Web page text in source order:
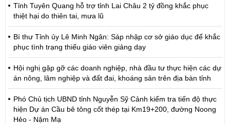
Tỉnh Tuyên Quang hỗ trợ tỉnh Lai Châu 2 tỷ đồng khắc phục
thiệt hại do thiên tai, mưa lũ
Bí thư Tỉnh ủy Lê Minh Ngân: Sáp nhập cơ sở giáo dục để khắc
phục tình trạng thiếu giáo viên giảng dạy
Hội nghị gặp gỡ các doanh nghiệp, nhà đầu tư thực hiện các dự
án nông, lâm nghiệp và đất đai, khoáng sản trên địa bàn tỉnh
Phó Chủ tịch UBND tỉnh Nguyễn Sỹ Cảnh kiểm tra tiến độ thực
hiện Dự án Cầu bê tông cốt thép tại Km19+200, đường Noong
Hẻo - Nậm Mạ